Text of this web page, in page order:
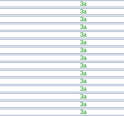
За
За
За
За
За
За
За
За
За
За
За
За
За
За
За